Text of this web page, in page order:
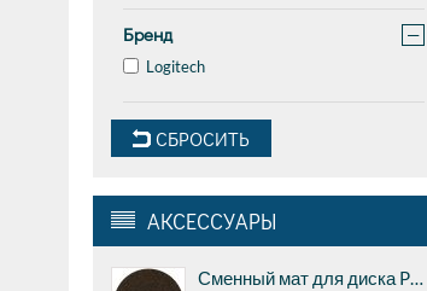
Бренд −
Logitech
СБРОСИТЬ
АКСЕССУАРЫ
Сменный мат для диска Pro-ject CORK & RUBBER IT, 1мм (реальная толщина 2,1 мм)